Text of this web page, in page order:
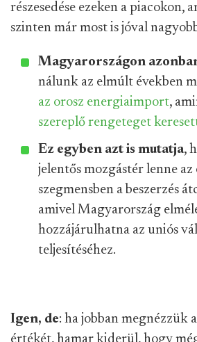
részesedése ezeken a piacokon,
szinten már most is jóval
Magyarországon
nálunk az elmúlt években
az orosz energiaimport,
szereplő rengeteget
Ez egyben azt is mutatja,
jelentős mozgástér lenne az
szegmensben a beszerzés
amivel Magyarország
hozzájárulhatna az uniós
teljesítéséhez.
Igen, de: ha jobban megnézzük